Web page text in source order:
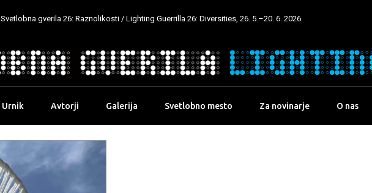
Svetlobna gverila 26: Raznolikosti / Lighting Guerrilla 26: Diversities, 26. 5.–20. 6. 2026
Urnik Avtorji Galerija Svetlobno mesto Za novinarje O nas